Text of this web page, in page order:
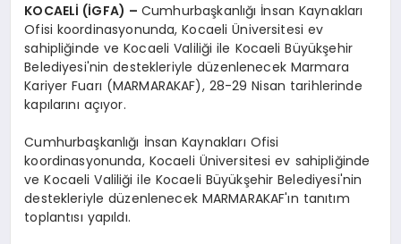
KOCAELİ (İGFA) –Cumhurbaşkanlığı İnsan Kaynakları
Ofisi koordinasyonunda, Kocaeli Üniversitesi ev
sahipliğinde ve Kocaeli Valiliği ile Kocaeli Büyükşehir
Belediyesi'nin destekleriyle düzenlenecek Marmara
Kariyer Fuarı (MARMARAKAF), 28-29 Nisan tarihlerinde
kapılarını açıyor.
Cumhurbaşkanlığı İnsan Kaynakları Ofisi
koordinasyonunda, Kocaeli Üniversitesi ev sahipliğinde
ve Kocaeli Valiliği ile Kocaeli Büyükşehir Belediyesi'nin
destekleriyle düzenlenecek MARMARAKAF'ın tanıtım
toplantısı yapıldı.